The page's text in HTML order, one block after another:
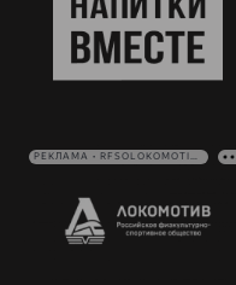
РЕКЛАМА • RFSOLOKOMOTIV.RU